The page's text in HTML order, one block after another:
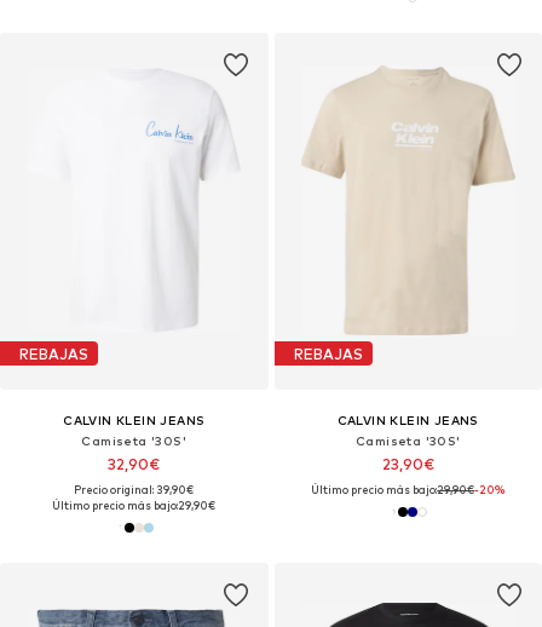
REBAJAS
CALVIN KLEIN JEANS
Camiseta '30S'
32,90€
Precio original: 39,90€
Último precio más bajo:29,90€
REBAJAS
CALVIN KLEIN JEANS
Camiseta '30S'
23,90€
Último precio más bajo:29,90€-20%